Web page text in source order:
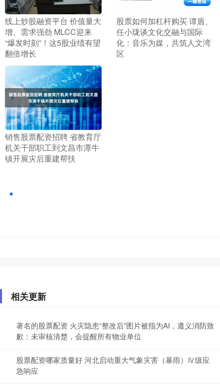
​线上炒股融资平台 价值量大
增、需求强劲 MLCC迎来
“爆发时刻”！这5股业绩有望
翻倍增长
​股票如何加杠杆购买 谭盾、
任小珑谈文化交融与国际
化：音乐为媒，共筑人文湾
区
​销售股票配资招聘 省教育厅
机关干部职工到文昌市潭牛
镇开展灾后重建帮扶
相关更新
著名的股票配资 火灾隐患“整改后”图片被指为AI，遵义消防致
歉：未审核清楚，会提醒所有物业单位
股票配资哪家质量好 河北启动重大气象灾害（暴雨）Ⅳ级应
急响应